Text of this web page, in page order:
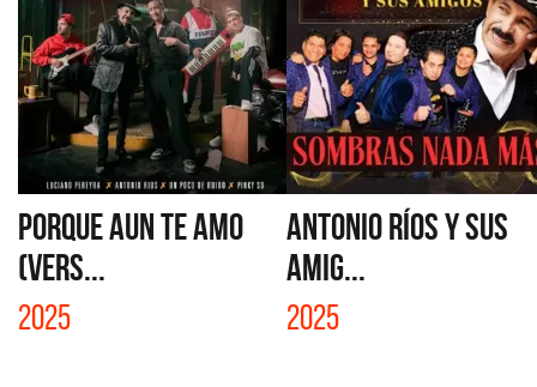
PORQUE AUN TE AMO
(VERS...
2025
ANTONIO RÍOS Y SUS
AMIG...
2025